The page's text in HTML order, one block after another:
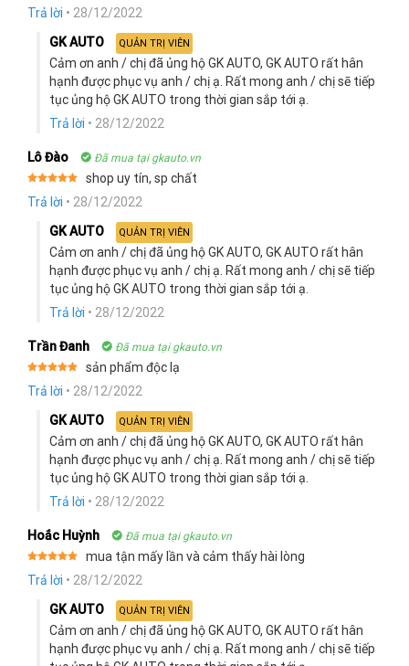
out of 5
Trả lời • 28/12/2022
GK AUTO
QUẢN TRỊ VIÊN
Cảm ơn anh / chị đã ủng hộ GK AUTO, GK AUTO rất hân
hạnh được phục vụ anh / chị ạ. Rất mong anh / chị sẽ tiếp
tục ủng hộ GK AUTO trong thời gian sắp tới ạ.
Trả lời • 28/12/2022
Lô Đào Đã mua tại gkauto.vn
out of 5
shop uy tín, sp chất
Trả lời • 28/12/2022
GK AUTO
QUẢN TRỊ VIÊN
Cảm ơn anh / chị đã ủng hộ GK AUTO, GK AUTO rất hân
hạnh được phục vụ anh / chị ạ. Rất mong anh / chị sẽ tiếp
tục ủng hộ GK AUTO trong thời gian sắp tới ạ.
Trả lời • 28/12/2022
Trần Đanh Đã mua tại gkauto.vn
out of 5
sản phẩm độc lạ
Trả lời • 28/12/2022
GK AUTO
QUẢN TRỊ VIÊN
Cảm ơn anh / chị đã ủng hộ GK AUTO, GK AUTO rất hân
hạnh được phục vụ anh / chị ạ. Rất mong anh / chị sẽ tiếp
tục ủng hộ GK AUTO trong thời gian sắp tới ạ.
Trả lời • 28/12/2022
Hoắc Huỳnh Đã mua tại gkauto.vn
out of 5
mua tận mấy lần và cảm thấy hài lòng
Trả lời • 28/12/2022
GK AUTO
QUẢN TRỊ VIÊN
Cảm ơn anh / chị đã ủng hộ GK AUTO, GK AUTO rất hân
hạnh được phục vụ anh / chị ạ. Rất mong anh / chị sẽ tiếp